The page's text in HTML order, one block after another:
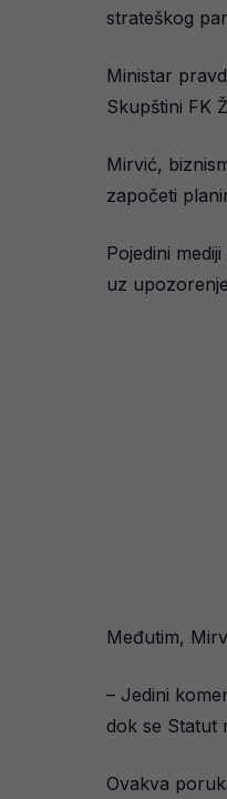
strateškog
Ministar
Skupštini FK
Mirvić,
započeti
Pojedini
uz
Međutim,
– Jedini
dok se Statut
Ovakva